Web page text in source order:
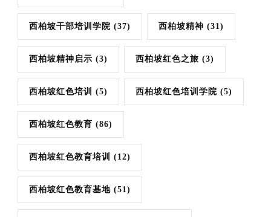
西柏坡干部培训学院 (37) 西柏坡精神 (31)
西柏坡精神启示 (3) 西柏坡红色之旅 (3)
西柏坡红色培训 (5) 西柏坡红色培训学院 (5)
西柏坡红色教育 (86)
西柏坡红色教育培训 (12)
西柏坡红色教育基地 (51)